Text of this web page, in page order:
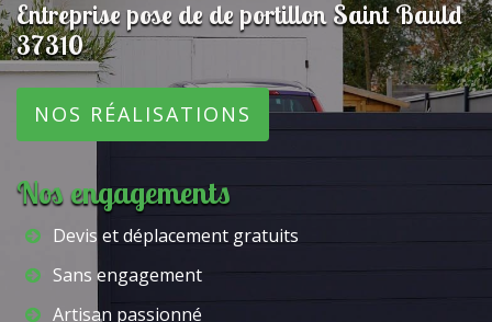
Entreprise pose de de portillon Saint Bauld
37310
NOS RÉALISATIONS
Nos engagements
Devis et déplacement gratuits
Sans engagement
Artisan passionné